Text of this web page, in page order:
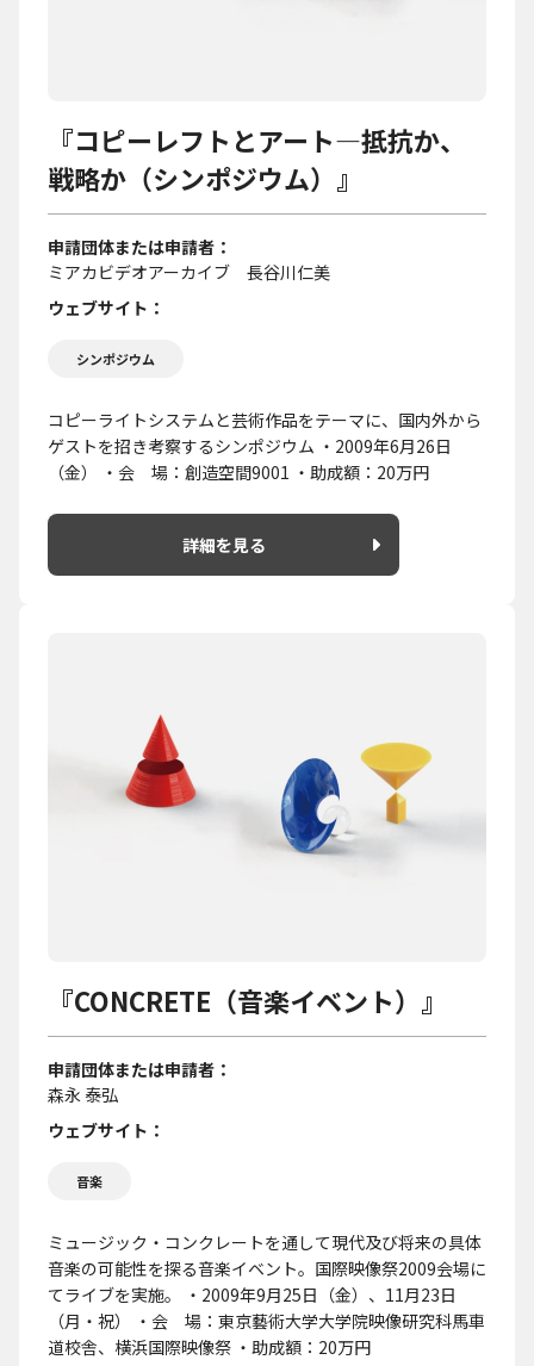
『コピーレフトとアート―抵抗か、
戦略か（シンポジウム）』
申請団体または申請者
ミアカビデオアーカイブ 長谷川仁美
ウェブサイト
シンポジウム
コピーライトシステムと芸術作品をテーマに、国内外から
ゲストを招き考察するシンポジウム ・2009年6月26日
（金） ・会 場：創造空間9001 ・助成額：20万円
詳細を見る
『CONCRETE（音楽イベント）』
申請団体または申請者
森永 泰弘
ウェブサイト
音楽
ミュージック・コンクレートを通して現代及び将来の具体
音楽の可能性を探る音楽イベント。国際映像祭2009会場に
てライブを実施。 ・2009年9月25日（金）、11月23日
（月・祝） ・会 場：東京藝術大学大学院映像研究科馬車
道校舎、横浜国際映像祭 ・助成額：20万円